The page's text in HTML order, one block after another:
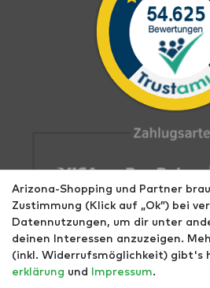
Impressum AGB Datenschutz
Arizona-Shopping und Partner
Zustimmung (Klick auf „Ok”) bei
Datennutzungen, um dir unter
deinen Interessen anzuzeigen.
(inkl. Widerrufsmöglichkeit) gibt's
erklärung und Impressum.